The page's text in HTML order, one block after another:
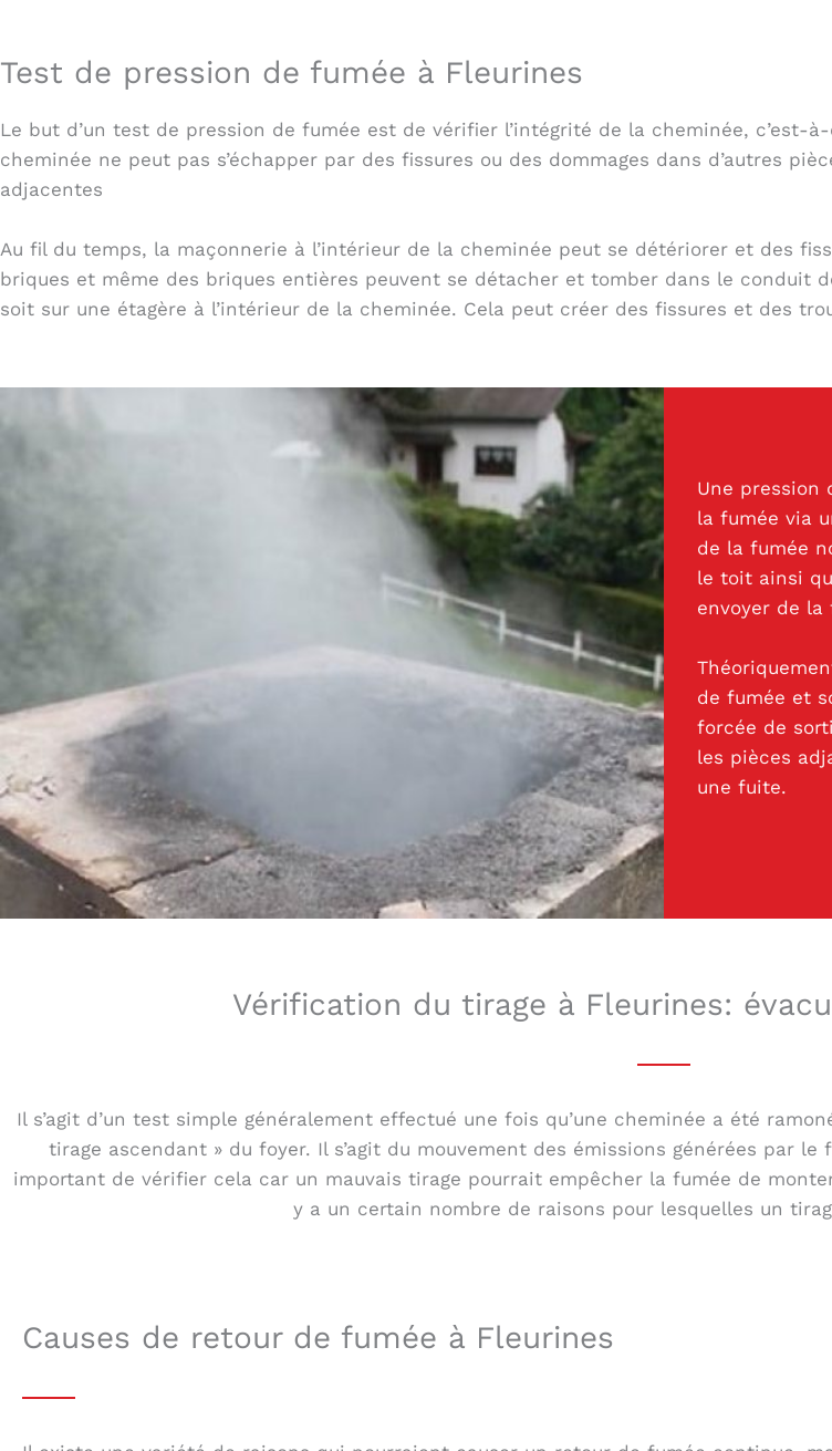
Test de pression de fumée à Fleurines
Le but d’un test de pression de fumée est de vérifier l’intégrité de la cheminée, c’est-
cheminée ne peut pas s’échapper par des fissures ou des dommages dans d’autres
adjacentes
Au fil du temps, la maçonnerie à l’intérieur de la cheminée peut se détériorer et des
briques et même des briques entières peuvent se détacher et tomber dans le conduit
soit sur une étagère à l’intérieur de la cheminée. Cela peut créer des fissures et des
Une pression
la fumée via
de la fumée
le toit ainsi
envoyer de la
de fumée et
forcée de
les pièces
une fuite.
Vérification du tirage à Fleurines:
Il s’agit d’un test simple généralement effectué une fois qu’une cheminée a été
tirage ascendant » du foyer. Il s’agit du mouvement des émissions générées par
important de vérifier cela car un mauvais tirage pourrait empêcher la fumée de
y a un certain nombre de raisons pour lesquelles un
Causes de retour de fumée à Fleurines